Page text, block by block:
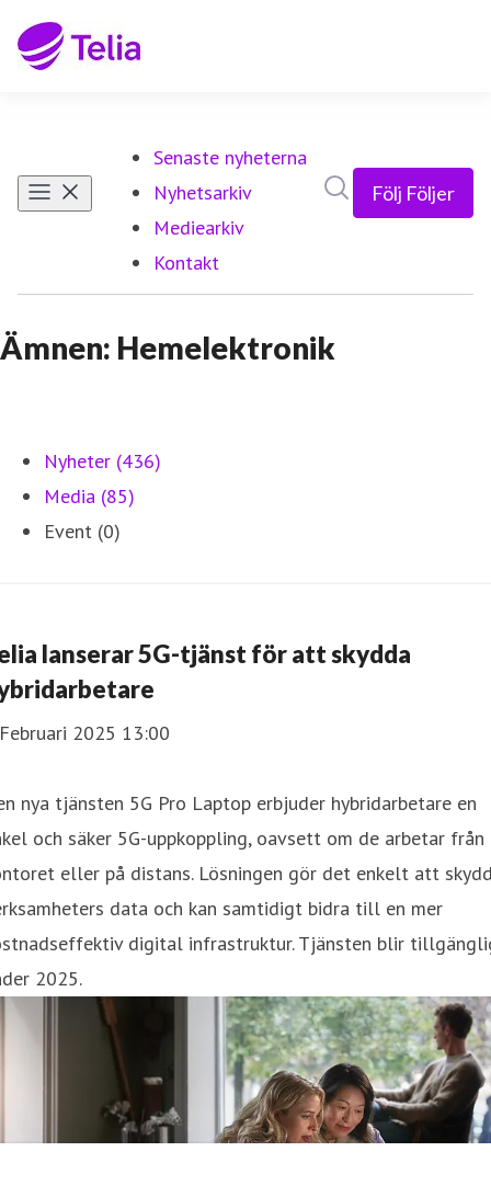
Senaste nyheterna
Nyhetsarkiv
Mediearkiv
Kontakt
Följ Följer
Ämnen: Hemelektronik
Nyheter (436)
Media (85)
Event (0)
lanserar 5G-tjänst för att skydda
2025 13:00
nya tjänsten 5G Pro Laptop erbjuder hybridarbetare en
och säker 5G-uppkoppling, oavsett om de arbetar från
eller på distans. Lösningen gör det enkelt att
data och kan samtidigt bidra till en mer
digital infrastruktur. Tjänsten blir
2025.